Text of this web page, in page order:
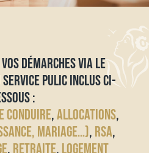
DÉMARCHES VIA LE
PULIC INCLUS CI-
:
CONDUIRE,ALLOCATIONS,
MARIAGE…), RSA,
, RETRAITE, LOGEMENT